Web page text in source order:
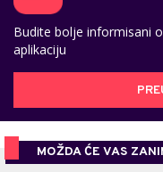
Budite bolje informisani
aplikaciju
MOŽDA ĆE VAS